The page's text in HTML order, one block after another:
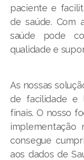
paciente e
de saúde. Com
saúde pode
qualidade e
As nossas
de facilidade e
finais. O nosso
implementação
consegue
aos dados de